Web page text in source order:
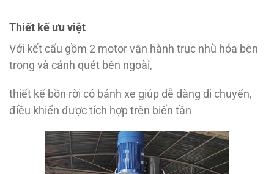
Thiết kế ưu việt
Với kết cấu gồm 2 motor vận hành trục nhũ hóa bên
trong và cánh quét bên ngoài,
thiết kế bồn rời có bánh xe giúp dễ dàng di chuyển,
điều khiển được tích hợp trên biến tần